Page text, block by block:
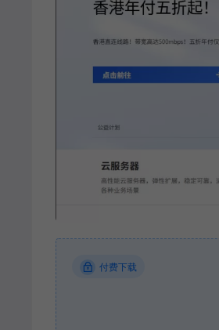
付费下载